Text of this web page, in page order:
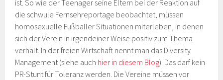
ist. So wie der Teenager seine Eltern bei der Reaktion auf
die schwule Fernsehreportage beobachtet, müssen
homosexuelle Fußballer Situationen miterleben, in denen
sich der Verein in irgendeiner Weise positiv zum Thema
verhält. In der freien Wirtschaft nennt man das Diversity
Management (siehe auch hier in diesem Blog). Das darf kein
PR-Stunt für Toleranz werden. Die Vereine müssen vor